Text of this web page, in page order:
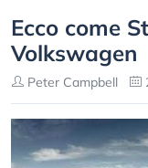
Ecco come
Volkswagen
Peter Campbell